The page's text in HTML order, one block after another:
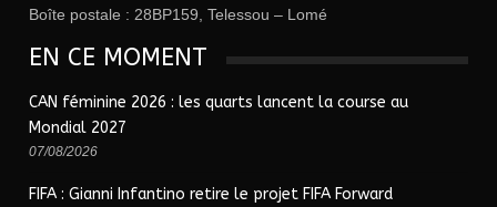
Boîte postale : 28BP159, Telessou – Lomé
EN CE MOMENT
CAN féminine 2026 : les quarts lancent la course au
Mondial 2027
07/08/2026
FIFA : Gianni Infantino retire le projet FIFA Forward